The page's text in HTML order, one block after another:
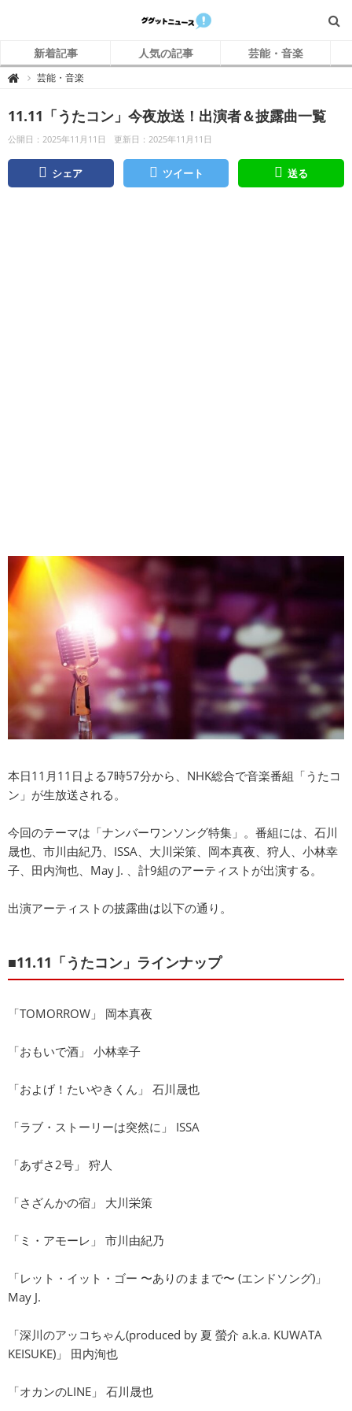
新着記事 人気の記事 芸能・音楽
 グ
ニ
ュ
ー
ス
芸能・音楽
11.11「うたコン」今夜放送！出演者＆披露曲一覧
公開日：2025年11月11日 更新日：2025年11月11日
シェア ツイート 送る
本日11月11日よる7時57分から、NHK総合で音楽番組「うたコ
ン」が生放送される。
今回のテーマは「ナンバーワンソング特集」。番組には、石川
晟也、市川由紀乃、ISSA、大川栄策、岡本真夜、狩人、小林幸
子、田内洵也、May J. 、計9組のアーティストが出演する。
出演アーティストの披露曲は以下の通り。
■11.11「うたコン」ラインナップ
「TOMORROW」 岡本真夜
「おもいで酒」 小林幸子
「およげ！たいやきくん」 石川晟也
「ラブ・ストーリーは突然に」 ISSA
「あずさ2号」 狩人
「さざんかの宿」 大川栄策
「ミ・アモーレ」 市川由紀乃
「レット・イット・ゴー 〜ありのままで〜 (エンドソング)」
May J.
「深川のアッコちゃん(produced by 夏 螢介 a.k.a. KUWATA
KEISUKE)」 田内洵也
「オカンのLINE」 石川晟也